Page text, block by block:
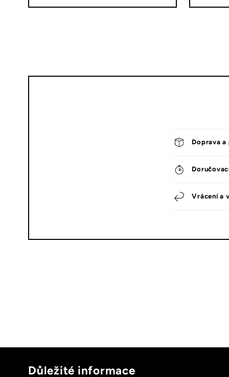
Doprava a
Vrácení a
Důležité informace